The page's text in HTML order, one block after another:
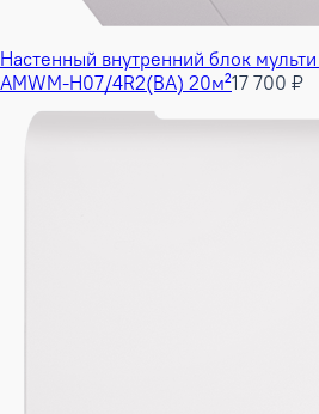
Настенный внутренний блок
AMWM-H07/4R2(BA) 20м²17 700 ₽